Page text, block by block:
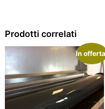
Prodotti correlati
In